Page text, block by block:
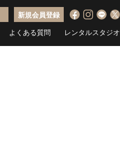
新規会員登録
よくある質問 レンタルスタジオ